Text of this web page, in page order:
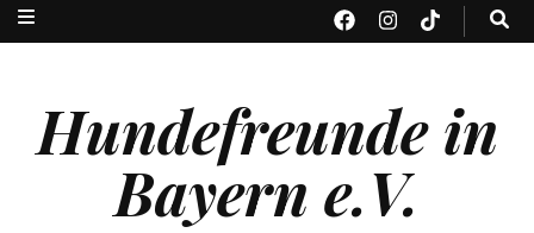
Hundefreunde in
Bayern e.V.